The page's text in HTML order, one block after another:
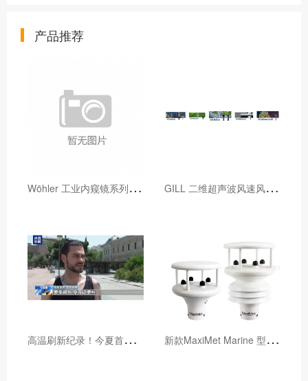
产品推荐
W
öhler 工业内窥镜系列产品参数对比表 G
ILL 二维超声波风速风向仪对比（2023年1月新增WindUltra）
高
温刷新纪录！今夏首波热浪席卷欧洲多国，预警不断升级 新
款MaxiMet Marine 型号提供了增强的海洋性能，具有IP68和六轴罗盘